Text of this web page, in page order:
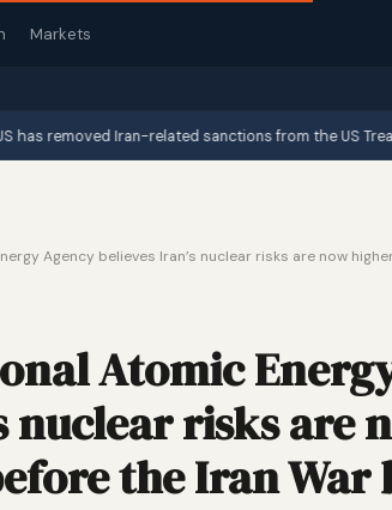
Markets
Iran-related sanctions from the US Treasury's
Agency believes Iran’s nuclear risks are now
Atomic
nuclear risks are
the Iran